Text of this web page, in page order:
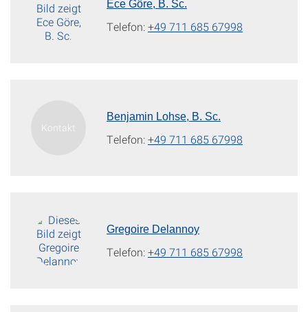
Ece Göre, B. Sc.
Telefon:+49 711 685 67998
Benjamin Lohse, B. Sc.
Telefon:+49 711 685 67998
Gregoire Delannoy
Telefon:+49 711 685 67998